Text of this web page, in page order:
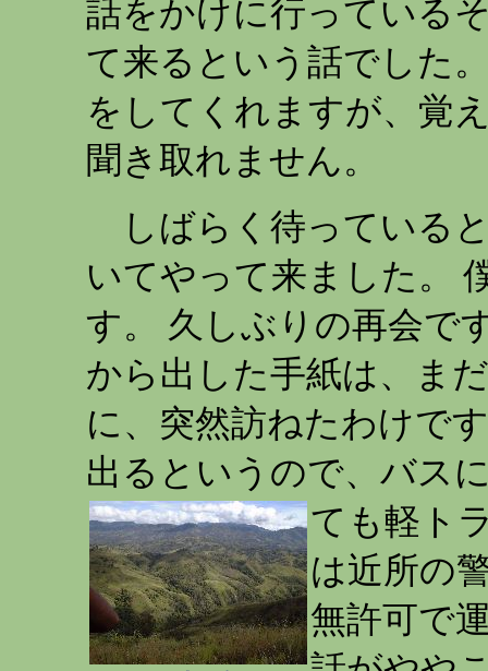
話をかけに行っている
て来るという話でした
をしてくれますが、覚
聞き取れません。
しばらく待っている
いてやって来ました。
す。 久しぶりの再会で
から出した手紙は、ま
に、突然訪ねたわけで
出るというので、バス
ても軽ト
は近所の
無許可で